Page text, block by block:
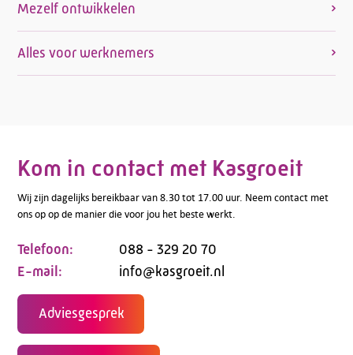
Mezelf ontwikkelen
Alles voor werknemers
Kom in contact met Kasgroeit
Wij zijn dagelijks bereikbaar van 8.30 tot 17.00 uur. Neem contact met
ons op op de manier die voor jou het beste werkt.
Telefoon:
088 - 329 20 70
E-mail:
info@kasgroeit.nl
Adviesgesprek